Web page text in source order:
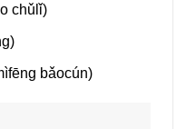
chǔlǐ)
bǎocún)